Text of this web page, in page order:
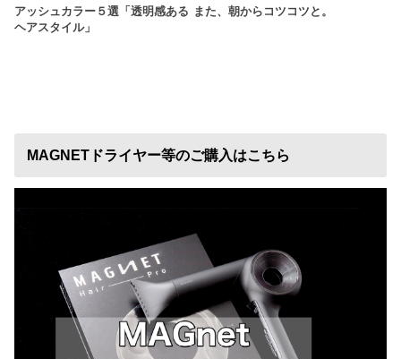
アッシュカラー５選「透明感ある
ヘアスタイル」
また、朝からコツコツと。
MAGNETドライヤー等のご購入はこちら